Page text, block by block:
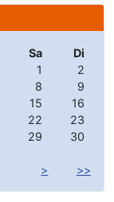
Sa
Di
1
2
8
9
15
16
22
23
29
30
> >>